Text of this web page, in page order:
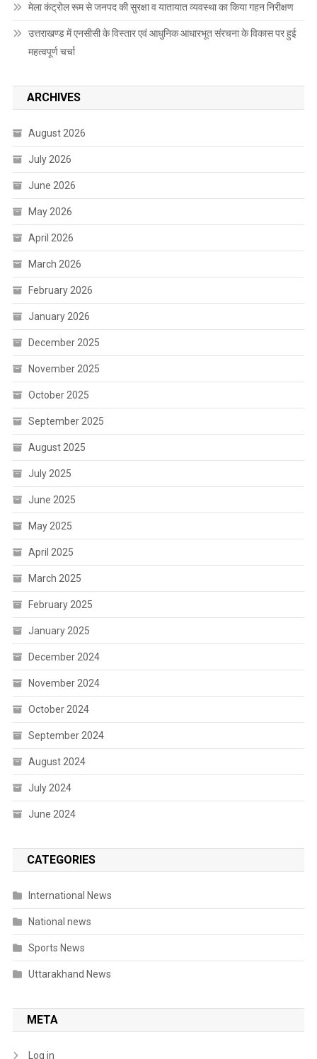
मेला कंट्रोल रूम से जनपद की सुरक्षा व यातायात व्यवस्था का किया गहन निरीक्षण
उत्तराखण्ड में एनसीसी के विस्तार एवं आधुनिक आधारभूत संरचना के विकास पर हुई
महत्वपूर्ण चर्चा
ARCHIVES
August 2026
July 2026
June 2026
May 2026
April 2026
March 2026
February 2026
January 2026
December 2025
November 2025
October 2025
September 2025
August 2025
July 2025
June 2025
May 2025
April 2025
March 2025
February 2025
January 2025
December 2024
November 2024
October 2024
September 2024
August 2024
July 2024
June 2024
CATEGORIES
International News
National news
Sports News
Uttarakhand News
META
Log in